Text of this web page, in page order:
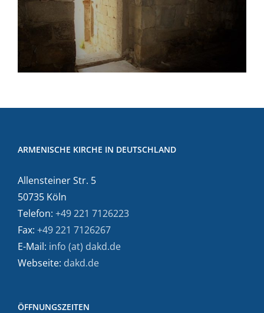
ARMENISCHE KIRCHE IN DEUTSCHLAND
Allensteiner Str. 5
50735 Köln
Telefon: +49 221 7126223
Fax: +49 221 7126267
E-Mail: info (at) dakd.de
Webseite: dakd.de
ÖFFNUNGSZEITEN